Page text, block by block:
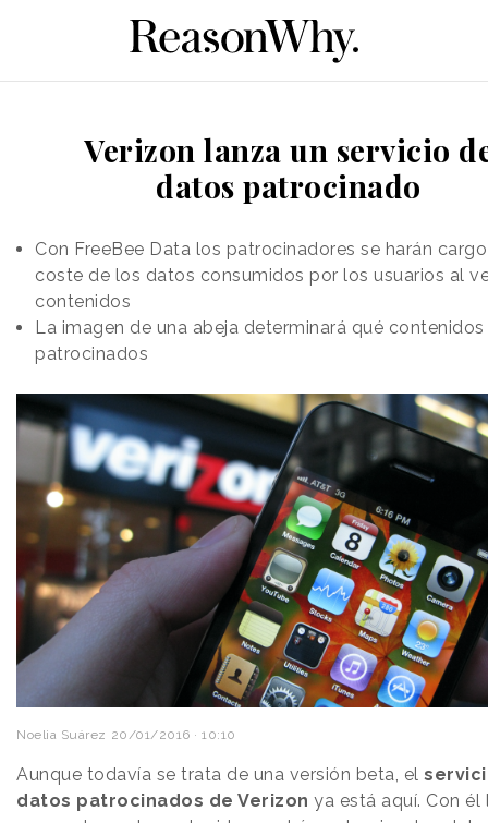
Verizon lanza un servicio
datos patrocinado
Con FreeBee Data los patrocinadores se harán
coste de los datos consumidos por los usuarios al
contenidos
La imagen de una abeja determinará qué contenidos
patrocinados
Noelia Suárez 20/01/2016 · 10:10
Aunque todavía se trata de una versión beta, el
datos patrocinados de Verizon ya está aquí. Con él